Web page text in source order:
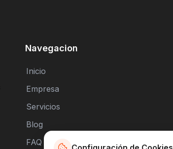
Navegacion
Inicio
Empresa
Servicios
Blog
FAQ